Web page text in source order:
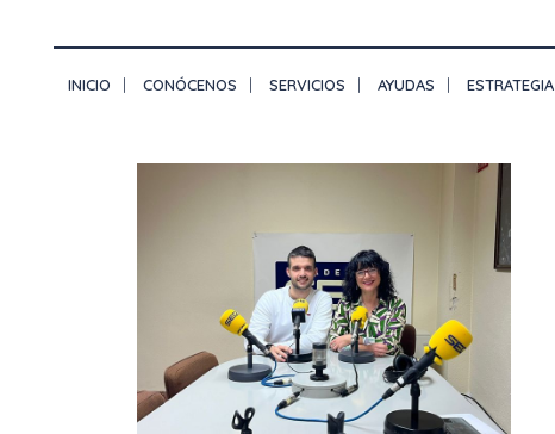
INICIO CONÓCENOS SERVICIOS AYUDAS ESTRATEGIA